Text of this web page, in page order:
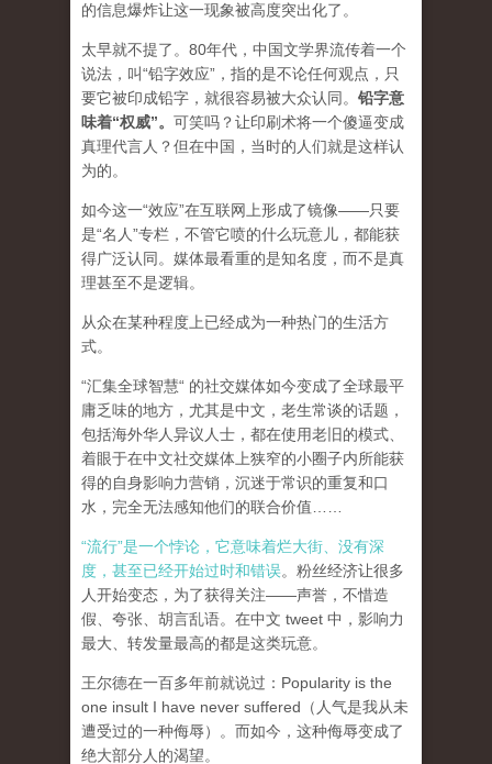
的信息爆炸让这一现象被高度突出化了。
太早就不提了。80年代，中国文学界流传着一个
说法，叫“铅字效应”，指的是不论任何观点，只
要它被印成铅字，就很容易被大众认同。 铅字意
味着“权威”。 可笑吗？让印刷术将一个傻逼变成
真理代言人？但在中国，当时的人们就是这样认
为的。
如今这一“效应”在互联网上形成了镜像——只要
是“名人”专栏，不管它喷的什么玩意儿，都能获
得广泛认同。媒体最看重的是知名度，而不是真
理甚至不是逻辑。
从众在某种程度上已经成为一种热门的生活方
式。
“汇集全球智慧“ 的社交媒体如今变成了全球最平
庸乏味的地方，尤其是中文，老生常谈的话题，
包括海外华人异议人士，都在使用老旧的模式、
着眼于在中文社交媒体上狭窄的小圈子内所能获
得的自身影响力营销，沉迷于常识的重复和口
水，完全无法感知他们的联合价值……
“流行”是一个悖论，它意味着烂大街、没有深
度，甚至已经开始过时和错误。粉丝经济让很多
人开始变态，为了获得关注——声誉，不惜造
假、夸张、胡言乱语。在中文 tweet 中，影响力
最大、转发量最高的都是这类玩意。
王尔德在一百多年前就说过：Popularity is the
one insult I have never suffered（人气是我从未
遭受过的一种侮辱）。而如今，这种侮辱变成了
绝大部分人的渴望。